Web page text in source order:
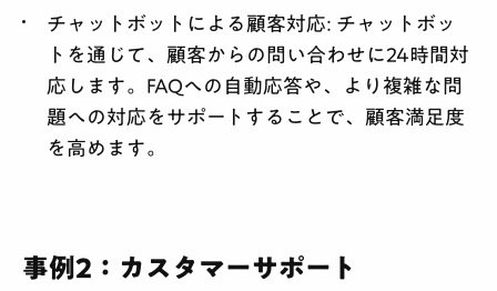
チャットボットによる顧客対応: チャットボッ
トを通じて、顧客からの問い合わせに24時間対
応します。FAQへの自動応答や、より複雑な問
題への対応をサポートすることで、顧客満足度
を高めます。
事例2：カスタマーサポート